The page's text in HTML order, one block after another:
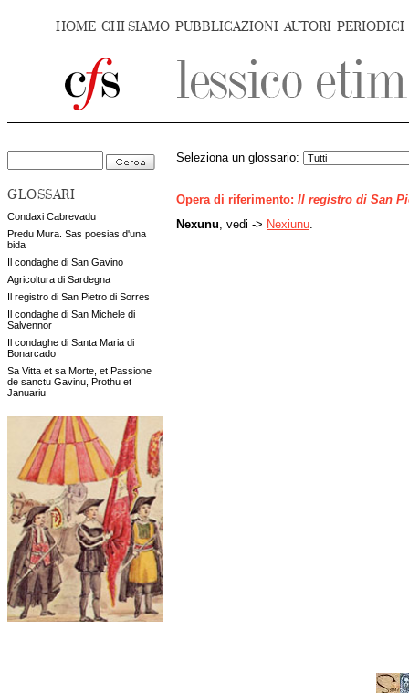
HOME CHI SIAMO PUBBLICAZIONI AUTORI PERIODICI
GLOSSARI
Condaxi Cabrevadu
Predu Mura. Sas poesias d'una
bida
Il condaghe di San Gavino
Agricoltura di Sardegna
Il registro di San Pietro di Sorres
Il condaghe di San Michele di
Salvennor
Il condaghe di Santa Maria di
Bonarcado
Sa Vitta et sa Morte, et Passione
de sanctu Gavinu, Prothu et
Januariu
Seleziona un glossario:
Opera di riferimento: Il registro di San
Nexunu , vedi -> Nexiunu